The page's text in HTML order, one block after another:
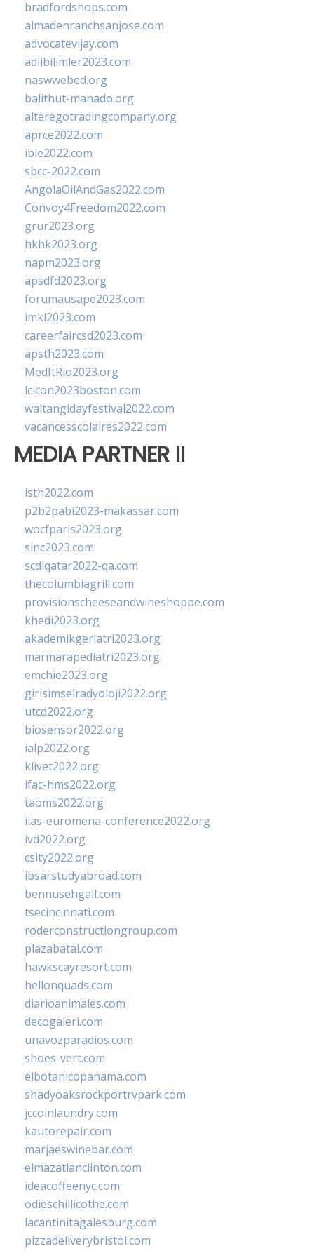
bradfordshops.com
almadenranchsanjose.com
advocatevijay.com
adlibilimler2023.com
naswwebed.org
balithut-manado.org
alteregotradingcompany.org
aprce2022.com
ibie2022.com
sbcc-2022.com
AngolaOilAndGas2022.com
Convoy4Freedom2022.com
grur2023.org
hkhk2023.org
napm2023.org
apsdfd2023.org
forumausape2023.com
imkl2023.com
careerfaircsd2023.com
apsth2023.com
MedItRio2023.org
lcicon2023boston.com
waitangidayfestival2022.com
vacancesscolaires2022.com
MEDIA PARTNER II
isth2022.com
p2b2pabi2023-makassar.com
wocfparis2023.org
sinc2023.com
scdlqatar2022-qa.com
thecolumbiagrill.com
provisionscheeseandwineshoppe.com
khedi2023.org
akademikgeriatri2023.org
marmarapediatri2023.org
emchie2023.org
girisimselradyoloji2022.org
utcd2022.org
biosensor2022.org
ialp2022.org
klivet2022.org
ifac-hms2022.org
taoms2022.org
iias-euromena-conference2022.org
ivd2022.org
csity2022.org
ibsarstudyabroad.com
bennusehgall.com
tsecincinnati.com
roderconstructiongroup.com
plazabatai.com
hawkscayresort.com
hellonquads.com
diarioanimales.com
decogaleri.com
unavozparadios.com
shoes-vert.com
elbotanicopanama.com
shadyoaksrockportrvpark.com
jccoinlaundry.com
kautorepair.com
marjaeswinebar.com
elmazatlanclinton.com
ideacoffeenyc.com
odieschillicothe.com
lacantinitagalesburg.com
pizzadeliverybristol.com